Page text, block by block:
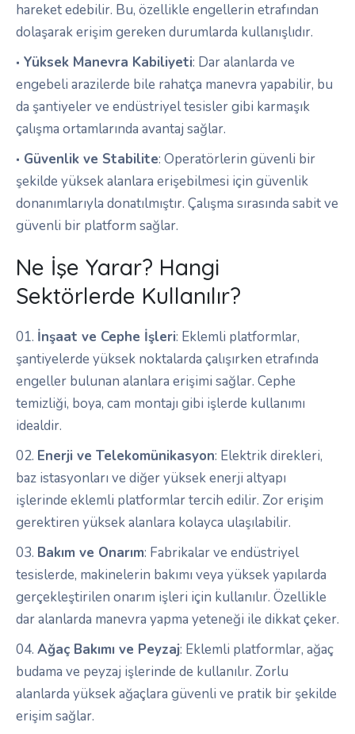
hareket edebilir. Bu, özellikle engellerin etrafından
dolaşarak erişim gereken durumlarda kullanışlıdır.
Yüksek Manevra Kabiliyeti: Dar alanlarda ve
engebeli arazilerde bile rahatça manevra yapabilir, bu
da şantiyeler ve endüstriyel tesisler gibi karmaşık
çalışma ortamlarında avantaj sağlar.
Güvenlik ve Stabilite: Operatörlerin güvenli bir
şekilde yüksek alanlara erişebilmesi için güvenlik
donanımlarıyla donatılmıştır. Çalışma sırasında sabit ve
güvenli bir platform sağlar.
Ne İşe Yarar? Hangi
Sektörlerde Kullanılır?
İnşaat ve Cephe İşleri: Eklemli platformlar,
şantiyelerde yüksek noktalarda çalışırken etrafında
engeller bulunan alanlara erişimi sağlar. Cephe
temizliği, boya, cam montajı gibi işlerde kullanımı
idealdir.
Enerji ve Telekomünikasyon: Elektrik direkleri,
baz istasyonları ve diğer yüksek enerji altyapı
işlerinde eklemli platformlar tercih edilir. Zor erişim
gerektiren yüksek alanlara kolayca ulaşılabilir.
Bakım ve Onarım: Fabrikalar ve endüstriyel
tesislerde, makinelerin bakımı veya yüksek yapılarda
gerçekleştirilen onarım işleri için kullanılır. Özellikle
dar alanlarda manevra yapma yeteneği ile dikkat çeker.
Ağaç Bakımı ve Peyzaj: Eklemli platformlar, ağaç
budama ve peyzaj işlerinde de kullanılır. Zorlu
alanlarda yüksek ağaçlara güvenli ve pratik bir şekilde
erişim sağlar.